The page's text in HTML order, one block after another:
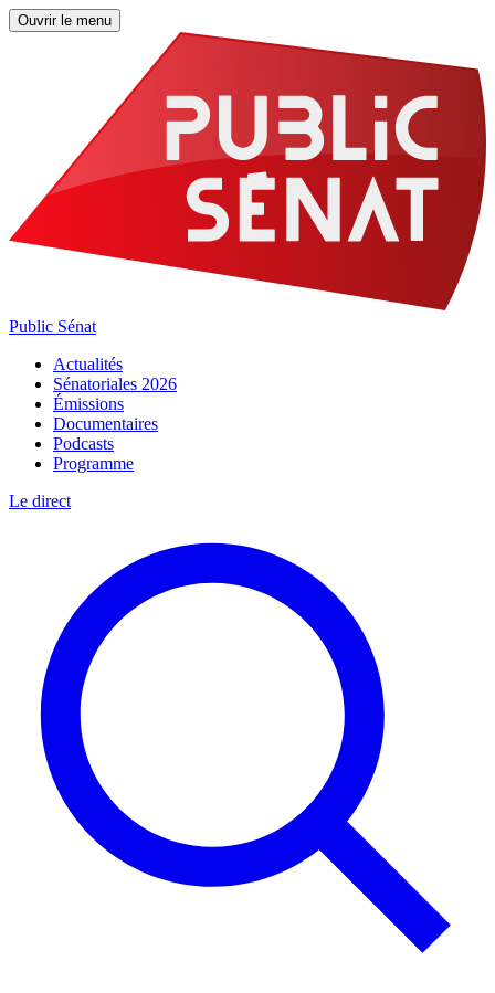
Ouvrir le menu
Public Sénat
Actualités
Sénatoriales 2026
Émissions
Documentaires
Podcasts
Programme
Le direct